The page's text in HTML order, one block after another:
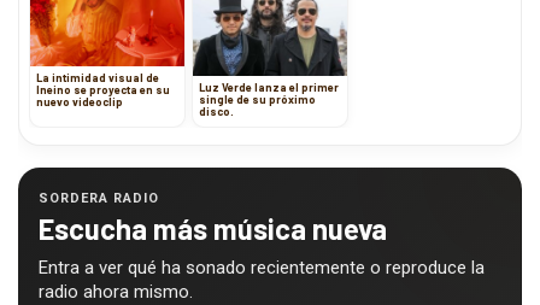
La intimidad visual de
Ineino se proyecta en su
nuevo videoclip
Luz Verde lanza el primer
single de su próximo
disco.
SORDERA RADIO
Escucha más música nueva
Entra a ver qué ha sonado recientemente o reproduce la
radio ahora mismo.